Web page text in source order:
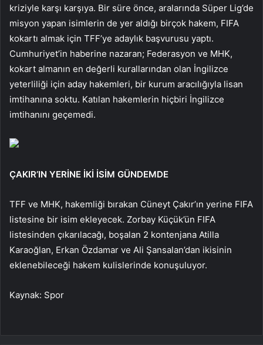
kriziyle karşı karşıya. Bir süre önce, aralarında Süper Lig’de
misyon yapan isimlerin de yer aldığı birçok hakem, FIFA
kokartı almak için TFF’ye adaylık başvurusu yaptı.
Cumhuriyet’in haberine nazaran; Federasyon ve MHK,
kokart almanın en değerli kurallarından olan İngilizce
yeterliliği için aday hakemleri, bir kurum aracılığıyla lisan
imtihanına soktu. Katılan hakemlerin hiçbiri İngilizce
imtihanını geçemedi.
ÇAKIR’IN YERİNE İKİ İSİM GÜNDEMDE
TFF ve MHK, hakemliği bırakan Cüneyt Çakır’ın yerine FIFA
listesine bir isim ekleyecek. Zorbay Küçük’ün FIFA
listesinden çıkarılacağı, boşalan 2 kontenjana Atilla
Karaoğlan, Erkan Özdamar ve Ali Şansalan’dan ikisinin
eklenebileceği hakem kulislerinde konuşuluyor.
Kaynak: Spor